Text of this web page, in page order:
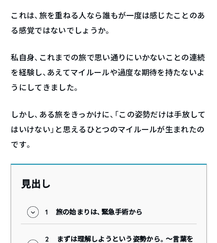
これは、旅を重ねる人なら誰もが一度は感じたことのあ
る感覚ではないでしょうか。
私自身、これまでの旅で思い通りにいかないことの連続
を経験し、あえてマイルールや過度な期待を持たないよ
うにしてきました。
しかし、ある旅をきっかけに、「この姿勢だけは手放して
はいけない」と思えるひとつのマイルールが生まれたの
です。
見出し
1 旅の始まりは、緊急手術から
2
まずは理解しようという姿勢から。〜言葉を